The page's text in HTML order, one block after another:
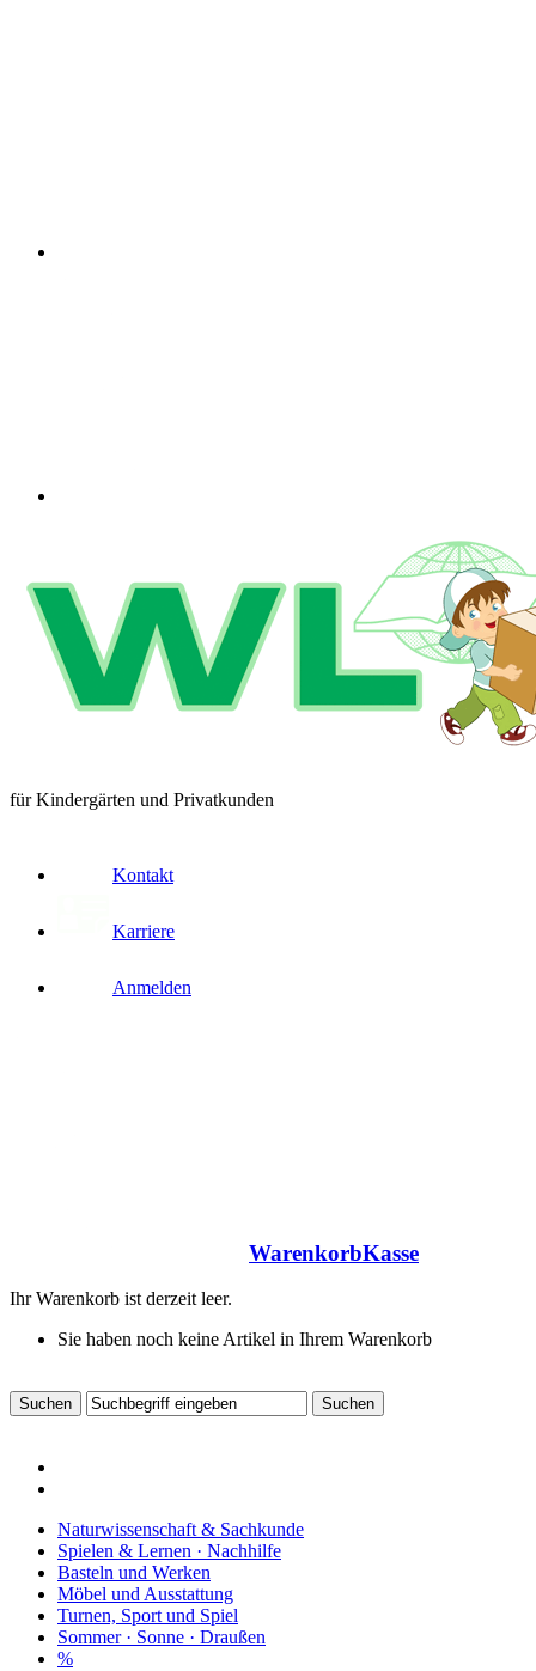
für Kindergärten und Privatkunden
Kontakt
Karriere
Anmelden
WarenkorbKasse
Ihr Warenkorb ist derzeit leer.
Sie haben noch keine Artikel in Ihrem Warenkorb
Naturwissenschaft & Sachkunde
Spielen & Lernen · Nachhilfe
Basteln und Werken
Möbel und Ausstattung
Turnen, Sport und Spiel
Sommer · Sonne · Draußen
%